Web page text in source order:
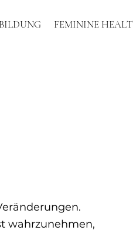
FEMININE
wahrzunehmen,